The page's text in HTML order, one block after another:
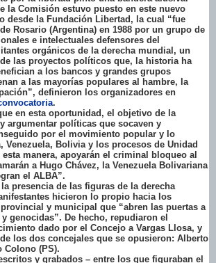
la Comisión estuvo puesto en este nuevo
desde la Fundación Libertad, la cual “fue
Rosario (Argentina) en 1988 por un grupo de
e intelectuales defensores del
orgánicos de la derecha mundial, un
las proyectos políticos que, la historia ha
a los bancos y grandes grupos
a las mayorías populares al hambre, la
definieron los organizadores en
.
en esta oportunidad, el objetivo de la
argumentar políticas que socaven y
por el movimiento popular y lo
Venezuela, Bolivia y los procesos de Unidad
esta manera, apoyarán el criminal bloqueo al
a Hugo Chávez, la Venezuela Bolivariana
el ALBA”.
presencia de las figuras de la derecha
hicieron lo propio hacia los
y municipal que “abren las puertas a
genocidas”. De hecho, repudiaron el
dado por el Concejo a Vargas Llosa, y
los dos concejales que se opusieron: Alberto
Colono (PS).
y grabados – entre los que figuraban el